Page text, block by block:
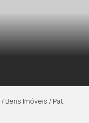
/Bens Imóveis /Pat.